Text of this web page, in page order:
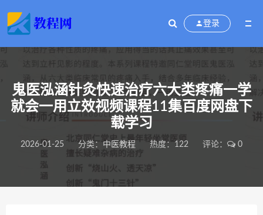
登录
鬼医泓涵针灸快速治疗六大类疼痛一学
就会一用立效视频课程11集百度网盘下
载学习
2026-01-25 分类： 中医教程 热度：122 评论： 0